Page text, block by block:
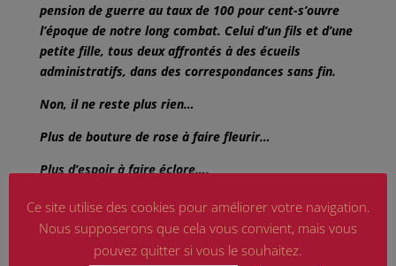
pension de guerre au taux de 100 pour cent-s’ouvre
l’époque de notre long combat. Celui d’un fils et d’une
petite fille, tous deux affrontés à des écueils
administratifs, dans des correspondances sans fin.
Non, il ne reste plus rien…
Plus de bouture de rose à faire fleurir…
Plus d’espoir à faire éclore….
Plus de message à transmettre de génération en
génération
Et d’écoles en écoles…
Ce site utilise des cookies pour améliorer votre navigation.
Nous supposerons que cela vous convient, mais vous
pouvez quitter si vous le souhaitez.